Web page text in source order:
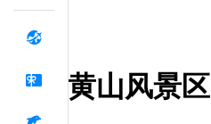
黄山风景区